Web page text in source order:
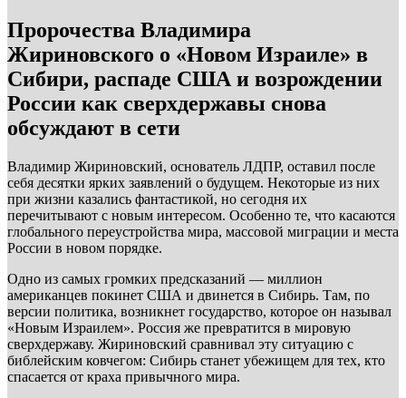
Пророчества Владимира
Жириновского о «Новом Израиле» в
Сибири, распаде США и возрождении
России как сверхдержавы снова
обсуждают в сети
Владимир Жириновский, основатель ЛДПР, оставил после
себя десятки ярких заявлений о будущем. Некоторые из них
при жизни казались фантастикой, но сегодня их
перечитывают с новым интересом. Особенно те, что касаются
глобального переустройства мира, массовой миграции и места
России в новом порядке.
Одно из самых громких предсказаний — миллион
американцев покинет США и двинется в Сибирь. Там, по
версии политика, возникнет государство, которое он называл
«Новым Израилем». Россия же превратится в мировую
сверхдержаву. Жириновский сравнивал эту ситуацию с
библейским ковчегом: Сибирь станет убежищем для тех, кто
спасается от краха привычного мира.